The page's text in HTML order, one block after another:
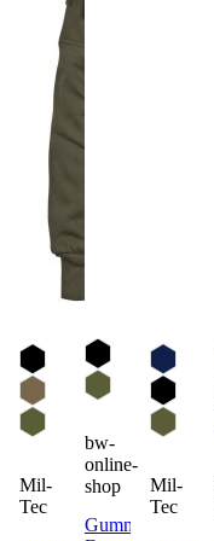
Mil-
Tec
bw-
online-
shop
Gummistiefel
Mil-
Tec